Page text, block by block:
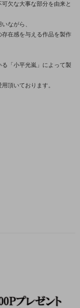
欠な大事な部分を由来と
ながら、
在感を与える作品を製作
「小平光嵐」によって製
頂いております。